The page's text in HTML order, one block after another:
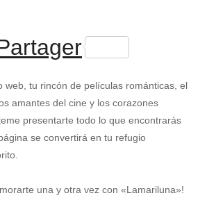
web, tu rincón de películas románticas, el
amantes del cine y los corazones
presentarte todo lo que encontrarás
se convertirá en tu refugio
una y otra vez con «Lamariluna»!